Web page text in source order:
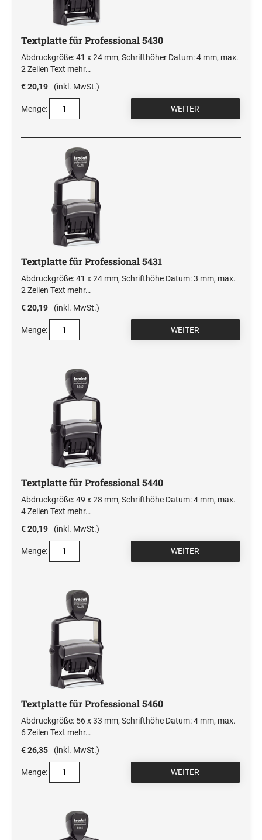
Textplatte für Professional 5430
Abdruckgröße: 41 x 24 mm, Schrifthöher Datum: 4 mm, max.
2 Zeilen Text mehr…
€ 20,19
(inkl. MwSt.)
Menge:
Textplatte für Professional 5431
Abdruckgröße: 41 x 24 mm, Schrifthöhe Datum: 3 mm, max.
2 Zeilen Text mehr…
€ 20,19
(inkl. MwSt.)
Menge:
Textplatte für Professional 5440
Abdruckgröße: 49 x 28 mm, Schrifthöhe Datum: 4 mm, max.
4 Zeilen Text mehr…
€ 20,19
(inkl. MwSt.)
Menge:
Textplatte für Professional 5460
Abdruckgröße: 56 x 33 mm, Schrifthöhe Datum: 4 mm, max.
6 Zeilen Text mehr…
€ 26,35
(inkl. MwSt.)
Menge: